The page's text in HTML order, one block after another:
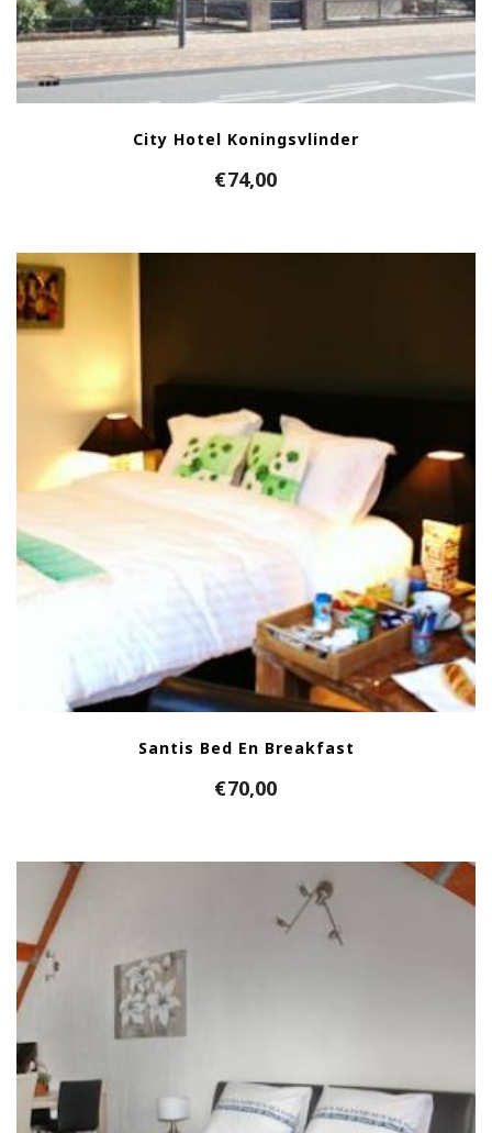
City Hotel Koningsvlinder
€74,00
Santis Bed En Breakfast
€70,00